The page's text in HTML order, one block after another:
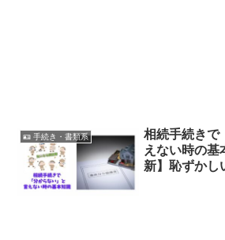
🪪 手続き・書類系
相続手続きで
えない時の
新】恥ずかし